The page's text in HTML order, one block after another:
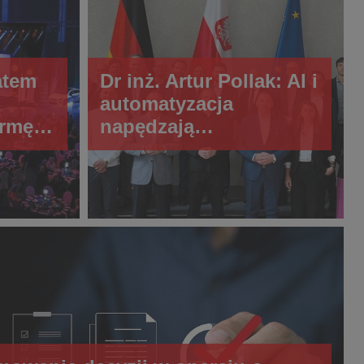
Dr inż. Artur Pollak: AI i
automatyzacja
napędzają
konkurencyjność
przemysłu UE